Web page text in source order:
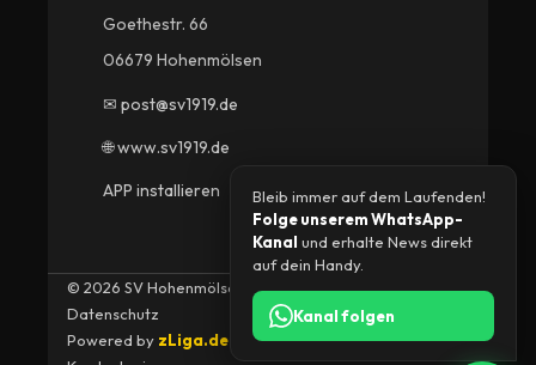
Bleib immer auf dem Laufenden!
Folge unserem WhatsApp-
Kanal und erhalte News direkt
auf dein Handy.
Kanal folgen
Goethestr. 66
06679 Hohenmölsen
✉ post@sv1919.de
🌐 www.sv1919.de
APP installieren
© 2026 SV Hohenmölsen 1919 e.V. •Impressum•
Datenschutz
Powered by zLiga.de • Realisiert durchid-zemke.de•